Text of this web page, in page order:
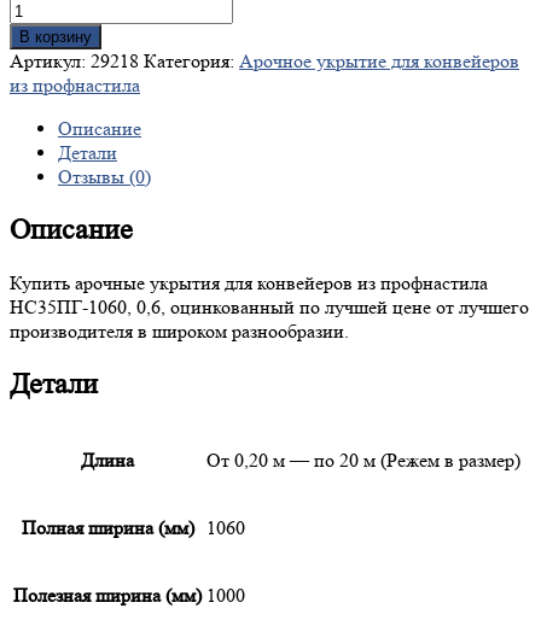
В корзину
Артикул: 29218 Категория: Арочное укрытие для конвейеров
из профнастила
Описание
Детали
Отзывы (0)
Описание
Купить арочные укрытия для конвейеров из профнастила
НС35ПГ-1060, 0,6, оцинкованный по лучшей цене от лучшего
производителя в широком разнообразии.
Детали
Длина От 0,20 м — по 20 м (Режем в размер)
Полная ширина (мм) 1060
Полезная ширина (мм) 1000